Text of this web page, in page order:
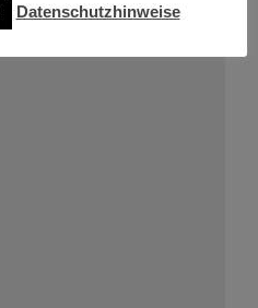
Datenschutzhinweise